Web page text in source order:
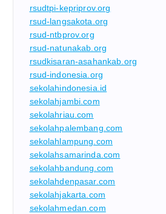
rsudtpi-kepriprov.org
rsud-langsakota.org
rsud-ntbprov.org
rsud-natunakab.org
rsudkisaran-asahankab.org
rsud-indonesia.org
sekolahindonesia.id
sekolahjambi.com
sekolahriau.com
sekolahpalembang.com
sekolahlampung.com
sekolahsamarinda.com
sekolahbandung.com
sekolahdenpasar.com
sekolahjakarta.com
sekolahmedan.com